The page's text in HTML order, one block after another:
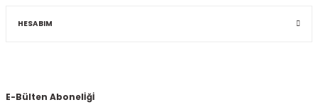
HESABIM
E-Bülten Abonelİğİ